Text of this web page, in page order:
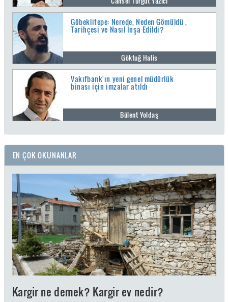
Göbeklitepe: Nerede, Neden Gömüldü ,
Tarihçesi ve Nasıl İnşa Edildi?
Göktuğ Halis
Vakıfbank'ın yeni genel müdürlük
binası için imzalar atıldı
Bülent Yoldaş
EN ÇOK OKUNANLAR
Kargir ne demek? Kargir ev nedir?